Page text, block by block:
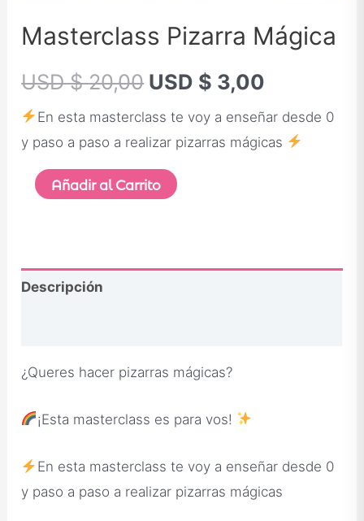
Masterclass Pizarra Mágica
USD $20,00 USD $ 3,00
En esta masterclass te voy a enseñar desde 0
y paso a paso a realizar pizarras mágicas
Añadir al Carrito
Descripción
¿Queres hacer pizarras mágicas?
¡Esta masterclass es para vos!
En esta masterclass te voy a enseñar desde 0
y paso a paso a realizar pizarras mágicas